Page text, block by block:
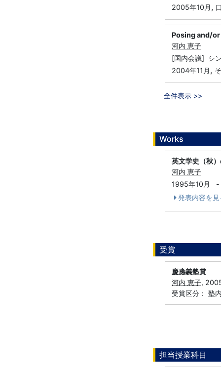
2005年10月 ,
Posing and/or
河内 恵子
[国内会議] シ
2004年11月 ,
全件表示 >>
Works
英文学史（秋
河内 恵子
1995年10月
-
発表内容を見
受賞
慶應義塾賞
河内 恵子,
受賞区分： 塾
担当授業科目